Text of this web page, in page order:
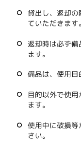
貸出し、返却
ていただきます。
返却時は必ず
ます。
備品は、使用目
目的以外で使
ます。
使用中に破損
さい。